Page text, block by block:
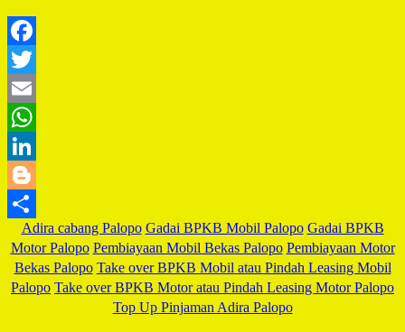
Share
Adira cabang Palopo Gadai BPKB Mobil Palopo Gadai BPKB
Motor Palopo Pembiayaan Mobil Bekas Palopo Pembiayaan Motor
Bekas Palopo Take over BPKB Mobil atau Pindah Leasing Mobil
Palopo Take over BPKB Motor atau Pindah Leasing Motor Palopo
Top Up Pinjaman Adira Palopo